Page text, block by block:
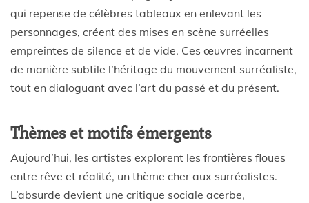
qui repense de célèbres tableaux en enlevant les
personnages, créent des mises en scène surréelles
empreintes de silence et de vide. Ces œuvres incarnent
de manière subtile l’héritage du mouvement surréaliste,
tout en dialoguant avec l’art du passé et du présent.
Thèmes et motifs émergents
Aujourd’hui, les artistes explorent les frontières floues
entre rêve et réalité, un thème cher aux surréalistes.
L’absurde devient une critique sociale acerbe,